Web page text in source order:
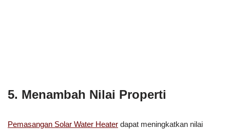
5. Menambah Nilai Properti
Pemasangan Solar Water Heater dapat meningkatkan nilai